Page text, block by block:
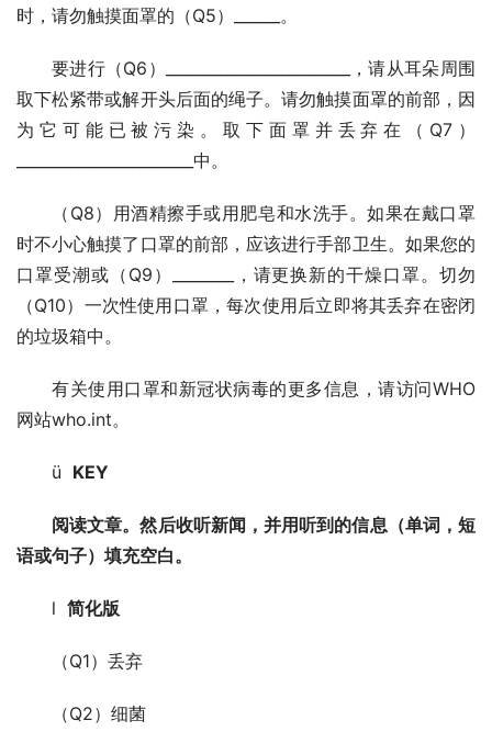
时，请勿触摸面罩的（Q5）______。
要进行（Q6）________________________，请从耳朵周围
取下松紧带或解开头后面的绳子。请勿触摸面罩的前部，因
为它可能已被污染。取下面罩并丢弃在（Q7）
_______________________中。
（Q8）用酒精擦手或用肥皂和水洗手。如果在戴口罩
时不小心触摸了口罩的前部，应该进行手部卫生。如果您的
口罩受潮或（Q9）________，请更换新的干燥口罩。切勿
（Q10）一次性使用口罩，每次使用后立即将其丢弃在密闭
的垃圾箱中。
有关使用口罩和新冠状病毒的更多信息，请访问WHO
网站who.int。
ü KEY
阅读文章。然后收听新闻，并用听到的信息（单词，短
语或句子）填充空白。
l 简化版
（Q1）丢弃
（Q2）细菌